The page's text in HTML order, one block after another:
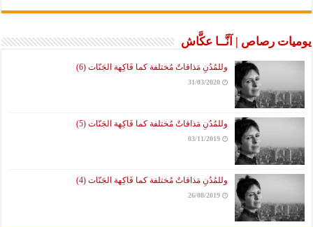
يوميات رصاص | آنَّــا عكَّاش
وللمُدُنِ مَذاقاتٌ مُختلفة كما فَاكِهة الجَنّات (6)
31/03/2020
وللمُدُنِ مَذاقاتٌ مُختلفة كما فَاكِهة الجَنّات (5)
03/11/2019
وللمُدُنِ مَذاقاتٌ مُختلفة كما فَاكِهة الجَنّات (4)
26/08/2019